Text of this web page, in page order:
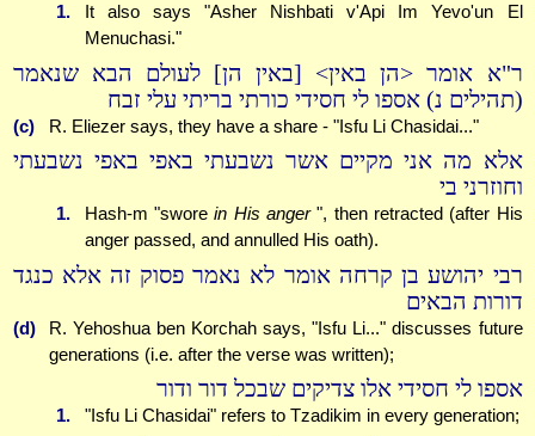
1.
It also says "Asher Nishbati v'Api Im Yevo'un El
Menuchasi."
ר"א אומר <הן באין> [באין הן] לעולם הבא שנאמר
(תהילים נ) אספו לי חסידי כורתי בריתי עלי זבח
(c) R. Eliezer says, they have a share - "Isfu Li Chasidai..."
אלא מה אני מקיים אשר נשבעתי באפי באפי נשבעתי
וחוזרני בי
1. Hash-m "sworein His anger", then retracted (after His
anger passed, and annulled His oath).
רבי יהושע בן קרחה אומר לא נאמר פסוק זה אלא כנגד
דורות הבאים
(d)
R. Yehoshua ben Korchah says, "Isfu Li..." discusses future
generations (i.e. after the verse was written);
אספו לי חסידי אלו צדיקים שבכל דור ודור
1. "Isfu Li Chasidai" refers to Tzadikim in every generation;